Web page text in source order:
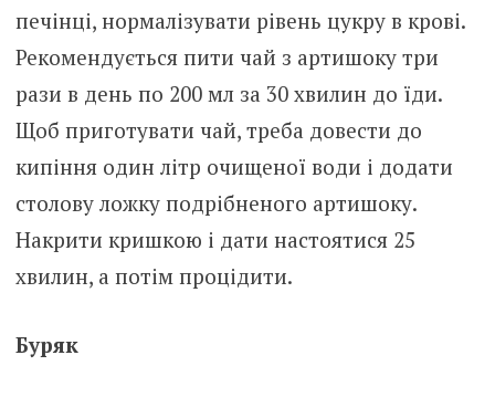
печінці, нормалізувати рівень цукру в крові.
Рекомендується пити чай з артишоку три
рази в день по 200 мл за 30 хвилин до їди.
Щоб приготувати чай, треба довести до
кипіння один літр очищеної води і додати
столову ложку подрібненого артишоку.
Накрити кришкою і дати настоятися 25
хвилин, а потім процідити.
Буряк